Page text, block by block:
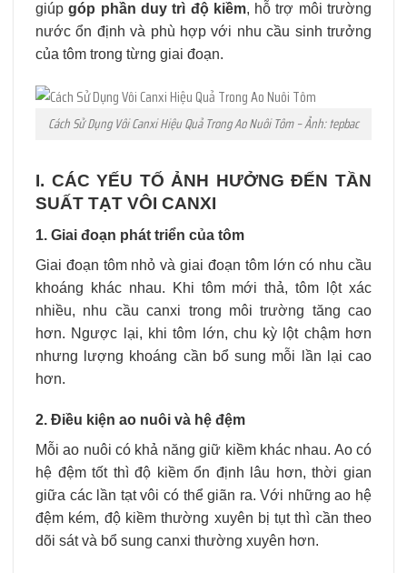
giúpgóp phần duy trì độ kiềm, hỗ trợ môi trường
nước ổn định và phù hợp với nhu cầu sinh trưởng
của tôm trong từng giai đoạn.
Cách Sử Dụng Vôi Canxi Hiệu Quả Trong Ao Nuôi Tôm – Ảnh: tepbac
I. CÁC YẾU TỐ ẢNH HƯỞNG ĐẾN TẦN
SUẤT TẠT VÔI CANXI
1. Giai đoạn phát triển của tôm
Giai đoạn tôm nhỏ và giai đoạn tôm lớn có nhu cầu
khoáng khác nhau. Khi tôm mới thả, tôm lột xác
nhiều, nhu cầu canxi trong môi trường tăng cao
hơn. Ngược lại, khi tôm lớn, chu kỳ lột chậm hơn
nhưng lượng khoáng cần bổ sung mỗi lần lại cao
hơn.
2. Điều kiện ao nuôi và hệ đệm
Mỗi ao nuôi có khả năng giữ kiềm khác nhau. Ao có
hệ đệm tốt thì độ kiềm ổn định lâu hơn, thời gian
giữa các lần tạt vôi có thể giãn ra. Với những ao hệ
đệm kém, độ kiềm thường xuyên bị tụt thì cần theo
dõi sát và bổ sung canxi thường xuyên hơn.